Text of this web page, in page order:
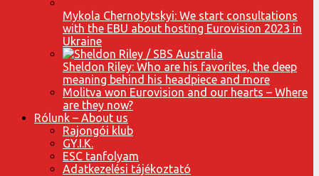
Mykola Chernotytskyi: We start consultations
with the EBU about hosting Eurovision 2023 in
Ukraine
Sheldon Riley: Who are his favorites, the deep
meaning behind his headpiece and more
Molitva won Eurovision and our hearts – Where
are they now?
Rólunk – About us
Rajongói klub
GY.I.K.
ESC tanfolyam
Adatkezelési tájékoztató